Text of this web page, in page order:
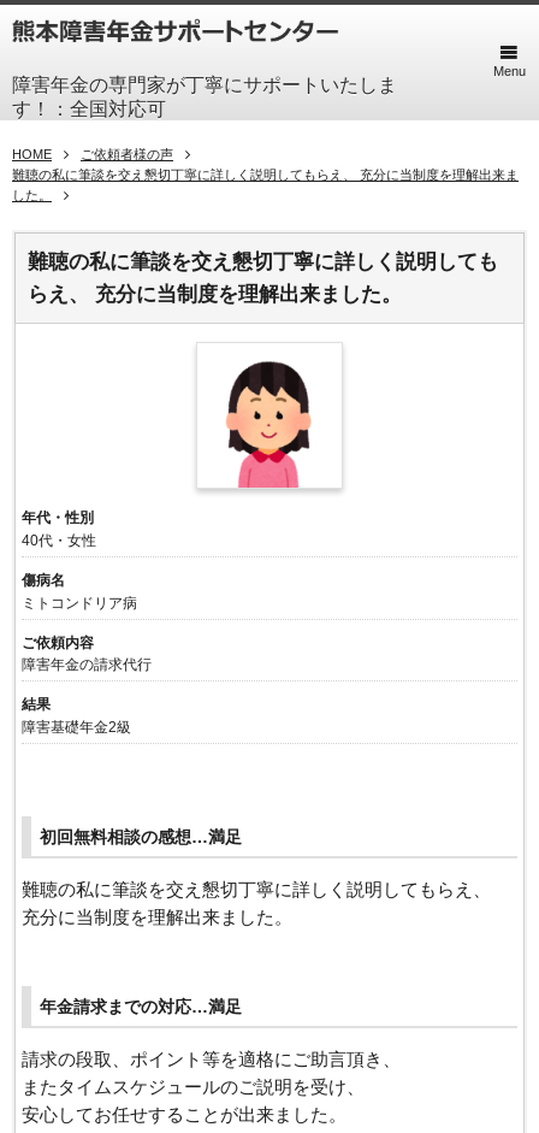
障害年金の専門家が丁寧にサポートいたしま
す！：全国対応可
Menu
HOME
ご依頼者様の声
難聴の私に筆談を交え懇切丁寧に詳しく説明してもらえ、 充分に当制度を理解出来ま
した。
難聴の私に筆談を交え懇切丁寧に詳しく説明しても
らえ、 充分に当制度を理解出来ました。
年代・性別
40代・女性
傷病名
ミトコンドリア病
ご依頼内容
障害年金の請求代行
結果
障害基礎年金2級
初回無料相談の感想…満足
難聴の私に筆談を交え懇切丁寧に詳しく説明してもらえ、
充分に当制度を理解出来ました。
年金請求までの対応…満足
請求の段取、ポイント等を適格にご助言頂き、
またタイムスケジュールのご説明を受け、
安心してお任せすることが出来ました。